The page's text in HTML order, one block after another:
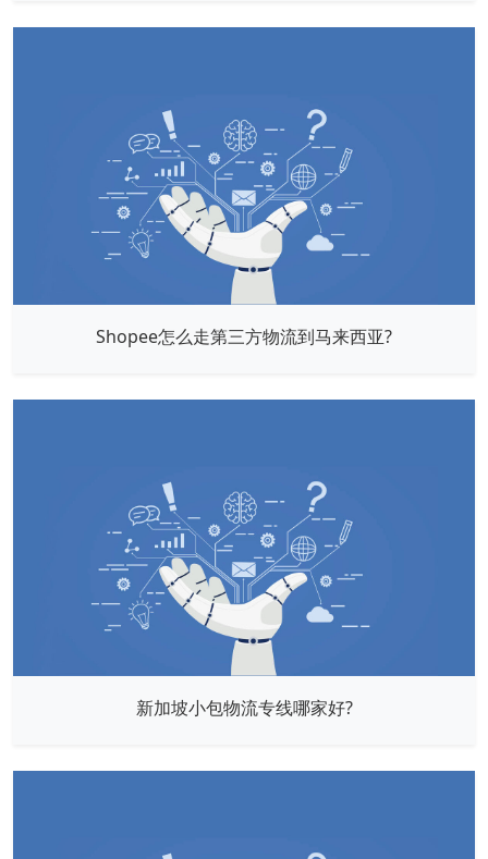
Shopee怎么走第三方物流到马来西亚?
新加坡小包物流专线哪家好?